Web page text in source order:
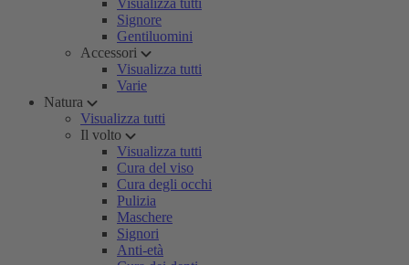
Visualizza tutti
Signore
Gentiluomini
Accessori
Visualizza tutti
Varie
Natura
Visualizza tutti
Il volto
Visualizza tutti
Cura del viso
Cura degli occhi
Pulizia
Maschere
Signori
Anti-età